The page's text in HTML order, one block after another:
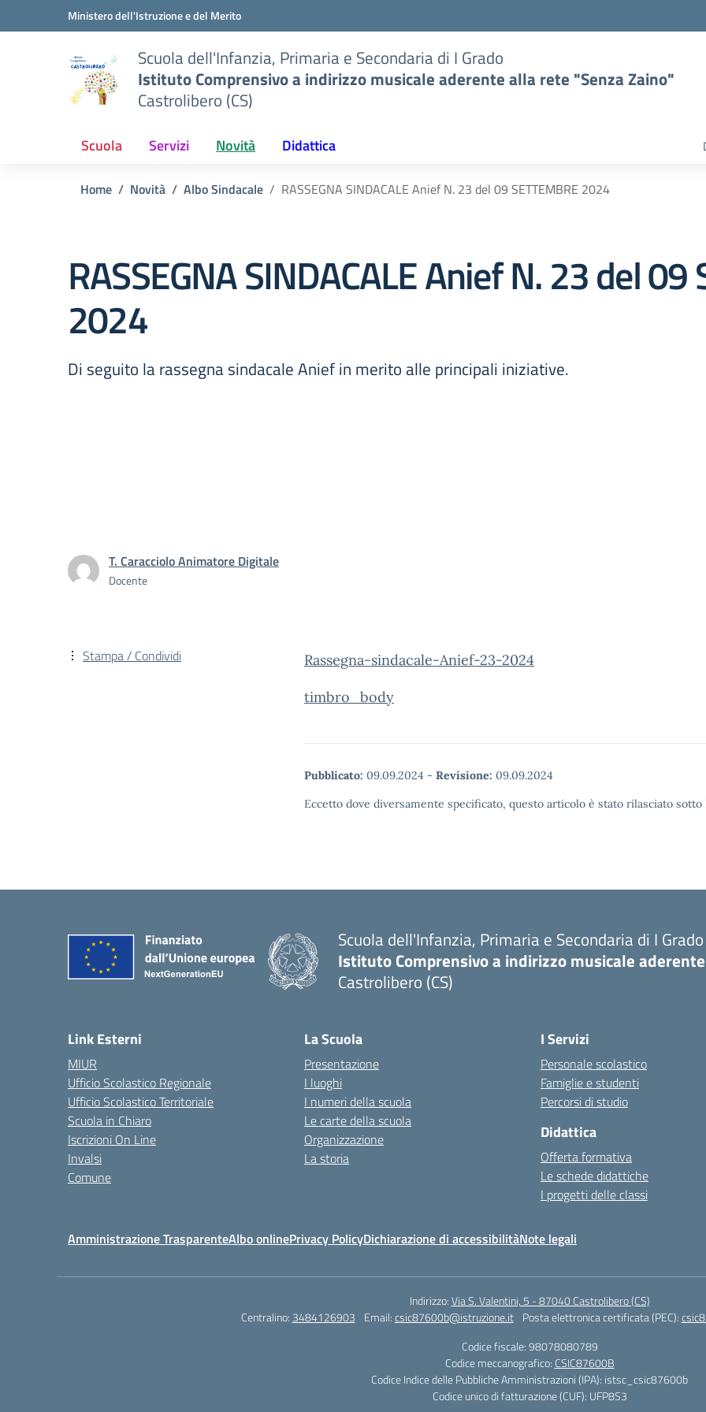
Vai ai contenuti
Vai al menu di navigazioneMinistero dell'Istruzione e del Merito
Scuola dell'Infanzia, Primaria e Secondaria di I Grado
Istituto Comprensivo a indirizzo musicale aderente alla rete "Senza Zaino"
Castrolibero (CS)
Scuola Servizi Novità Didattica
Home Novità Albo Sindacale RASSEGNA SINDACALE Anief N. 23 del 09 SETTEMBRE 2024
RASSEGNA SINDACALE Anief N. 23 del 09
2024
Di seguito la rassegna sindacale Anief in merito alle principali iniziative.
T. Caracciolo Animatore Digitale
Docente
Rassegna-sindacale-Anief-23-2024
timbro_body
Pubblicato: 09.09.2024 - Revisione: 09.09.2024
Eccetto dove diversamente specificato, questo articolo è stato rilasciato
Stampa / Condividi
Scuola dell'Infanzia, Primaria e Secondaria di I Grado
Istituto Comprensivo a indirizzo musicale
Castrolibero (CS)
Link Esterni
MIUR
Ufficio Scolastico Regionale
Ufficio Scolastico Territoriale
Scuola in Chiaro
Iscrizioni On Line
Invalsi
Comune
La Scuola
Presentazione
I luoghi
I numeri della scuola
Le carte della scuola
Organizzazione
La storia
I Servizi
Personale scolastico
Famiglie e studenti
Percorsi di studio
Didattica
Offerta formativa
Le schede didattiche
I progetti delle classi
Amministrazione TrasparenteAlbo onlinePrivacy PolicyDichiarazione di accessibilitàNote legali
Indirizzo:Via S. Valentini, 5 - 87040 Castrolibero (CS)
Centralino: 3484126903 Email:csic87600b@istruzione.it Posta elettronica certificata (PEC):
Codice fiscale: 98078080789
Codice meccanografico: CSIC87600B
Codice Indice delle Pubbliche Amministrazioni (IPA): istsc_csic87600b
Codice unico di fatturazione (CUF): UFP8S3